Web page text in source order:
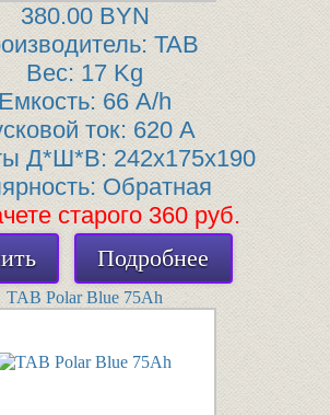
380.00 BYN
TAB
Вес: 17 Kg
Емкость: 66 A/h
ток: 620 A
Д*Ш*В: 242x175x190
Обратная
старого 360 руб.
Подробнее
TAB Polar Blue 75Ah